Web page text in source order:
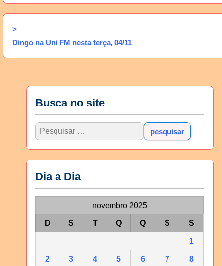
>
Dingo na Uni FM nesta terça, 04/11
Busca no site
Dia a Dia
novembro 2025
D S T Q Q S S
1
2 3 4 5 6 7 8